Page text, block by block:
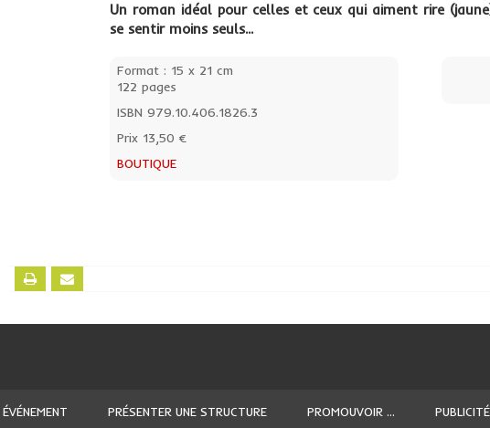
Un roman idéal pour celles et ceux qui aiment rire
se sentir moins seuls...
Format : 15 x 21 cm
122 pages
ISBN 979.10.406.1826.3
Prix 13,50 €
BOUTIQUE
PRÉSENTER UNE STRUCTURE PROMOUVOIR ... PUBLICITÉ